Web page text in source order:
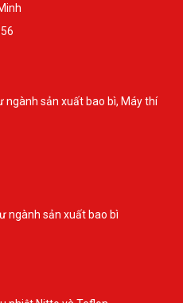
ngành sản xuất bao bì, Máy thí
ngành sản xuất bao bì